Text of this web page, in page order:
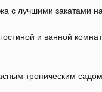
с лучшими закатами на
и ванной
тропическим садом.